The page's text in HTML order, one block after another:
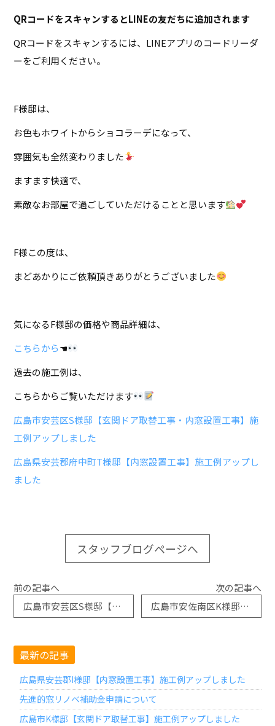
QRコードをスキャンするとLINEの友だちに追加されます
QRコードをスキャンするには、LINEアプリのコードリーダ
ーをご利用ください。
F様邸は、
お色もホワイトからショコラーデになって、
雰囲気も全然変わりました
ますます快適で、
素敵なお部屋で過ごしていただけることと思います
F様この度は、
まどあかりにご依頼頂きありがとうございました
気になるF様邸の価格や商品詳細は、
こちらから☚
過去の施工例は、
こちらからご覧いただけます
広島市安芸区S様邸【玄関ドア取替工事・内窓設置工事】施
工例アップしました
広島県安芸郡府中町T様邸【内窓設置工事】施工例アップし
ました
スタッフブログページへ
前の記事へ
広島市安芸区S様邸【玄関ドア取替工事・内窓設置工事】施工例アップしました
次の記事へ
広島市安佐南区K様邸【サッシ取替工事】施工例アップしました
最新の記事
広島県安芸郡I様邸【内窓設置工事】施工例アップしました
先進的窓リノベ補助金申請について
広島市K様邸【玄関ドア取替工事】施工例アップしました